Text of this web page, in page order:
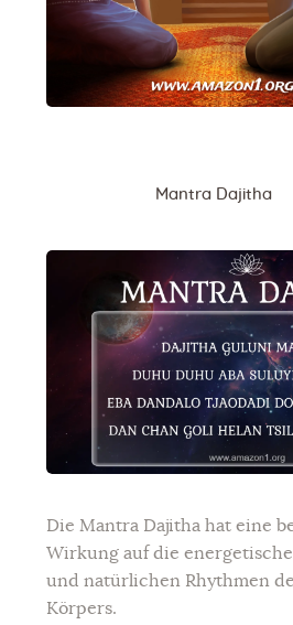
Mantra Dajitha
Die Mantra Dajitha hat eine
Wirkung auf die
und natürlichen Rhythmen
Körpers.